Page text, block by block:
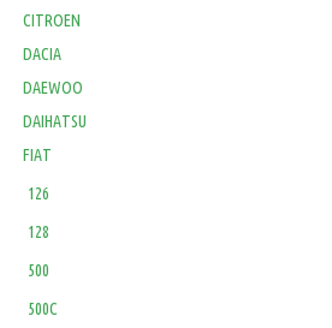
CITROEN
DACIA
DAEWOO
DAIHATSU
FIAT
126
128
500
500C